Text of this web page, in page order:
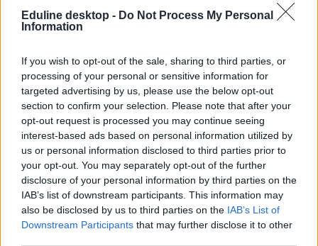
Eduline desktop - Do Not Process My Personal
Information
If you wish to opt-out of the sale, sharing to third parties, or
processing of your personal or sensitive information for
targeted advertising by us, please use the below opt-out
section to confirm your selection. Please note that after your
opt-out request is processed you may continue seeing
interest-based ads based on personal information utilized by
us or personal information disclosed to third parties prior to
your opt-out. You may separately opt-out of the further
disclosure of your personal information by third parties on the
IAB’s list of downstream participants. This information may
also be disclosed by us to third parties on the IAB’s List of
Downstream Participants that may further disclose it to other